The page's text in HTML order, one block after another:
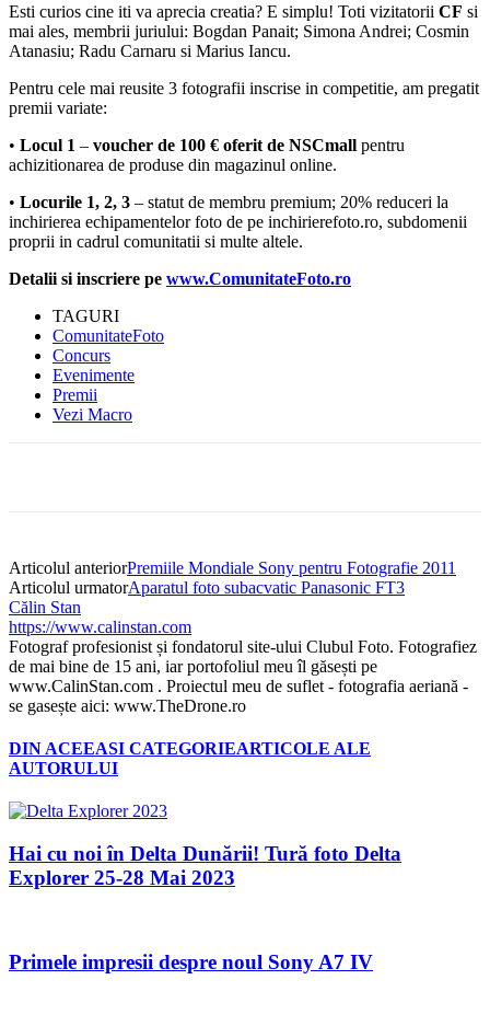
Esti curios cine iti va aprecia creatia? E simplu! Toti vizitatorii CF si
mai ales, membrii juriului: Bogdan Panait; Simona Andrei; Cosmin
Atanasiu; Radu Carnaru si Marius Iancu.
Pentru cele mai reusite 3 fotografii inscrise in competitie, am pregatit
premii variate:
• Locul 1 – voucher de 100 € oferit de NSCmall pentru
achizitionarea de produse din magazinul online.
• Locurile 1, 2, 3 – statut de membru premium; 20% reduceri la
inchirierea echipamentelor foto de pe inchirierefoto.ro, subdomenii
proprii in cadrul comunitatii si multe altele.
Detalii si inscriere pe www.ComunitateFoto.ro
TAGURI
ComunitateFoto
Concurs
Evenimente
Premii
Vezi Macro
Articolul anteriorPremiile Mondiale Sony pentru Fotografie 2011
Articolul urmatorAparatul foto subacvatic Panasonic FT3
Călin Stan
https://www.calinstan.com
Fotograf profesionist și fondatorul site-ului Clubul Foto. Fotografiez
de mai bine de 15 ani, iar portofoliul meu îl găsești pe
www.CalinStan.com . Proiectul meu de suflet - fotografia aeriană -
se gasește aici: www.TheDrone.ro
DIN ACEEASI CATEGORIEARTICOLE ALE
AUTORULUI
Hai cu noi în Delta Dunării! Tură foto Delta
Explorer 25-28 Mai 2023
Primele impresii despre noul Sony A7 IV